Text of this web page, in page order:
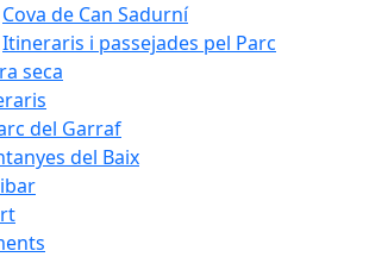
Cova de Can Sadurní
Itineraris i passejades pel Parc
seca
del Garraf
del Baix